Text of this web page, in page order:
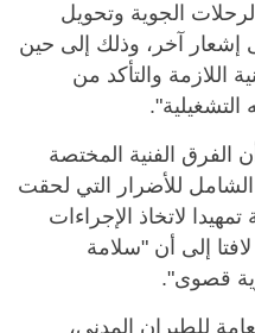
الجوية وتحويل
إشعار آخر، وذلك إلى حين
اللازمة والتأكد من
التشغيلية".
الفرق الفنية المختصة
الشامل للأضرار التي لحقت
لاتخاذ الإجراءات
لافتا إلى أن "سلامة
قصوى".
للطيران المدني،